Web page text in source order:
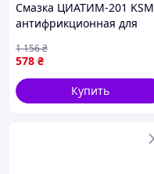
Смазка ЦИАТИМ-201 KSM
антифрикционная для
механизмов защита от
износа и трения
578 ₴
1 156₴
Купить